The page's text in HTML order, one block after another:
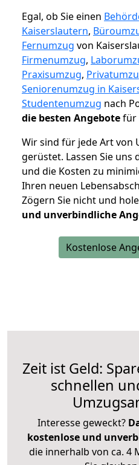
Egal, ob Sie einen
Kaiserslautern,
Fernumzug von
Firmenumzug,
Praxisumzug,
Seniorenumzug in
Studentenumzug nach
die besten Angebotefür
Wir sind für jede Art von
gerüstet. Lassen Sie uns
und die Kosten zu
Ihren neuen
Zögern Sie nicht und
und unverbindliche
Kostenlose
Zeit ist Geld:
schnellen
Interesse geweckt?
kostenlose und
die innerhalb von ca. 4